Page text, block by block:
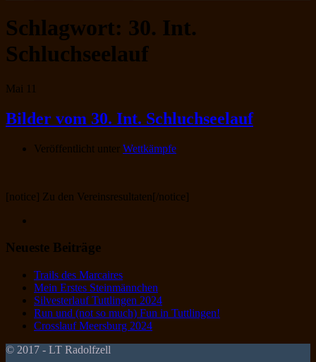
Schlagwort: 30. Int.
Schluchseelauf
Mai 11
Bilder vom 30. Int. Schluchseelauf
Veröffentlicht unter Wettkämpfe
[notice] Zu den Vereinsresultaten[/notice]
Neueste Beiträge
Trails des Marcaires
Mein Erstes Steinmännchen
Silvesterlauf Tuttlingen 2024
Run und (not so much) Fun in Tuttlingen!
Crosslauf Meersburg 2024
© 2017 - LT Radolfzell